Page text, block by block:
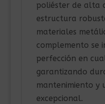
poliéster de alta
estructura
materiales
complemento se
perfección en
garantizando
mantenimiento y
excepcional.